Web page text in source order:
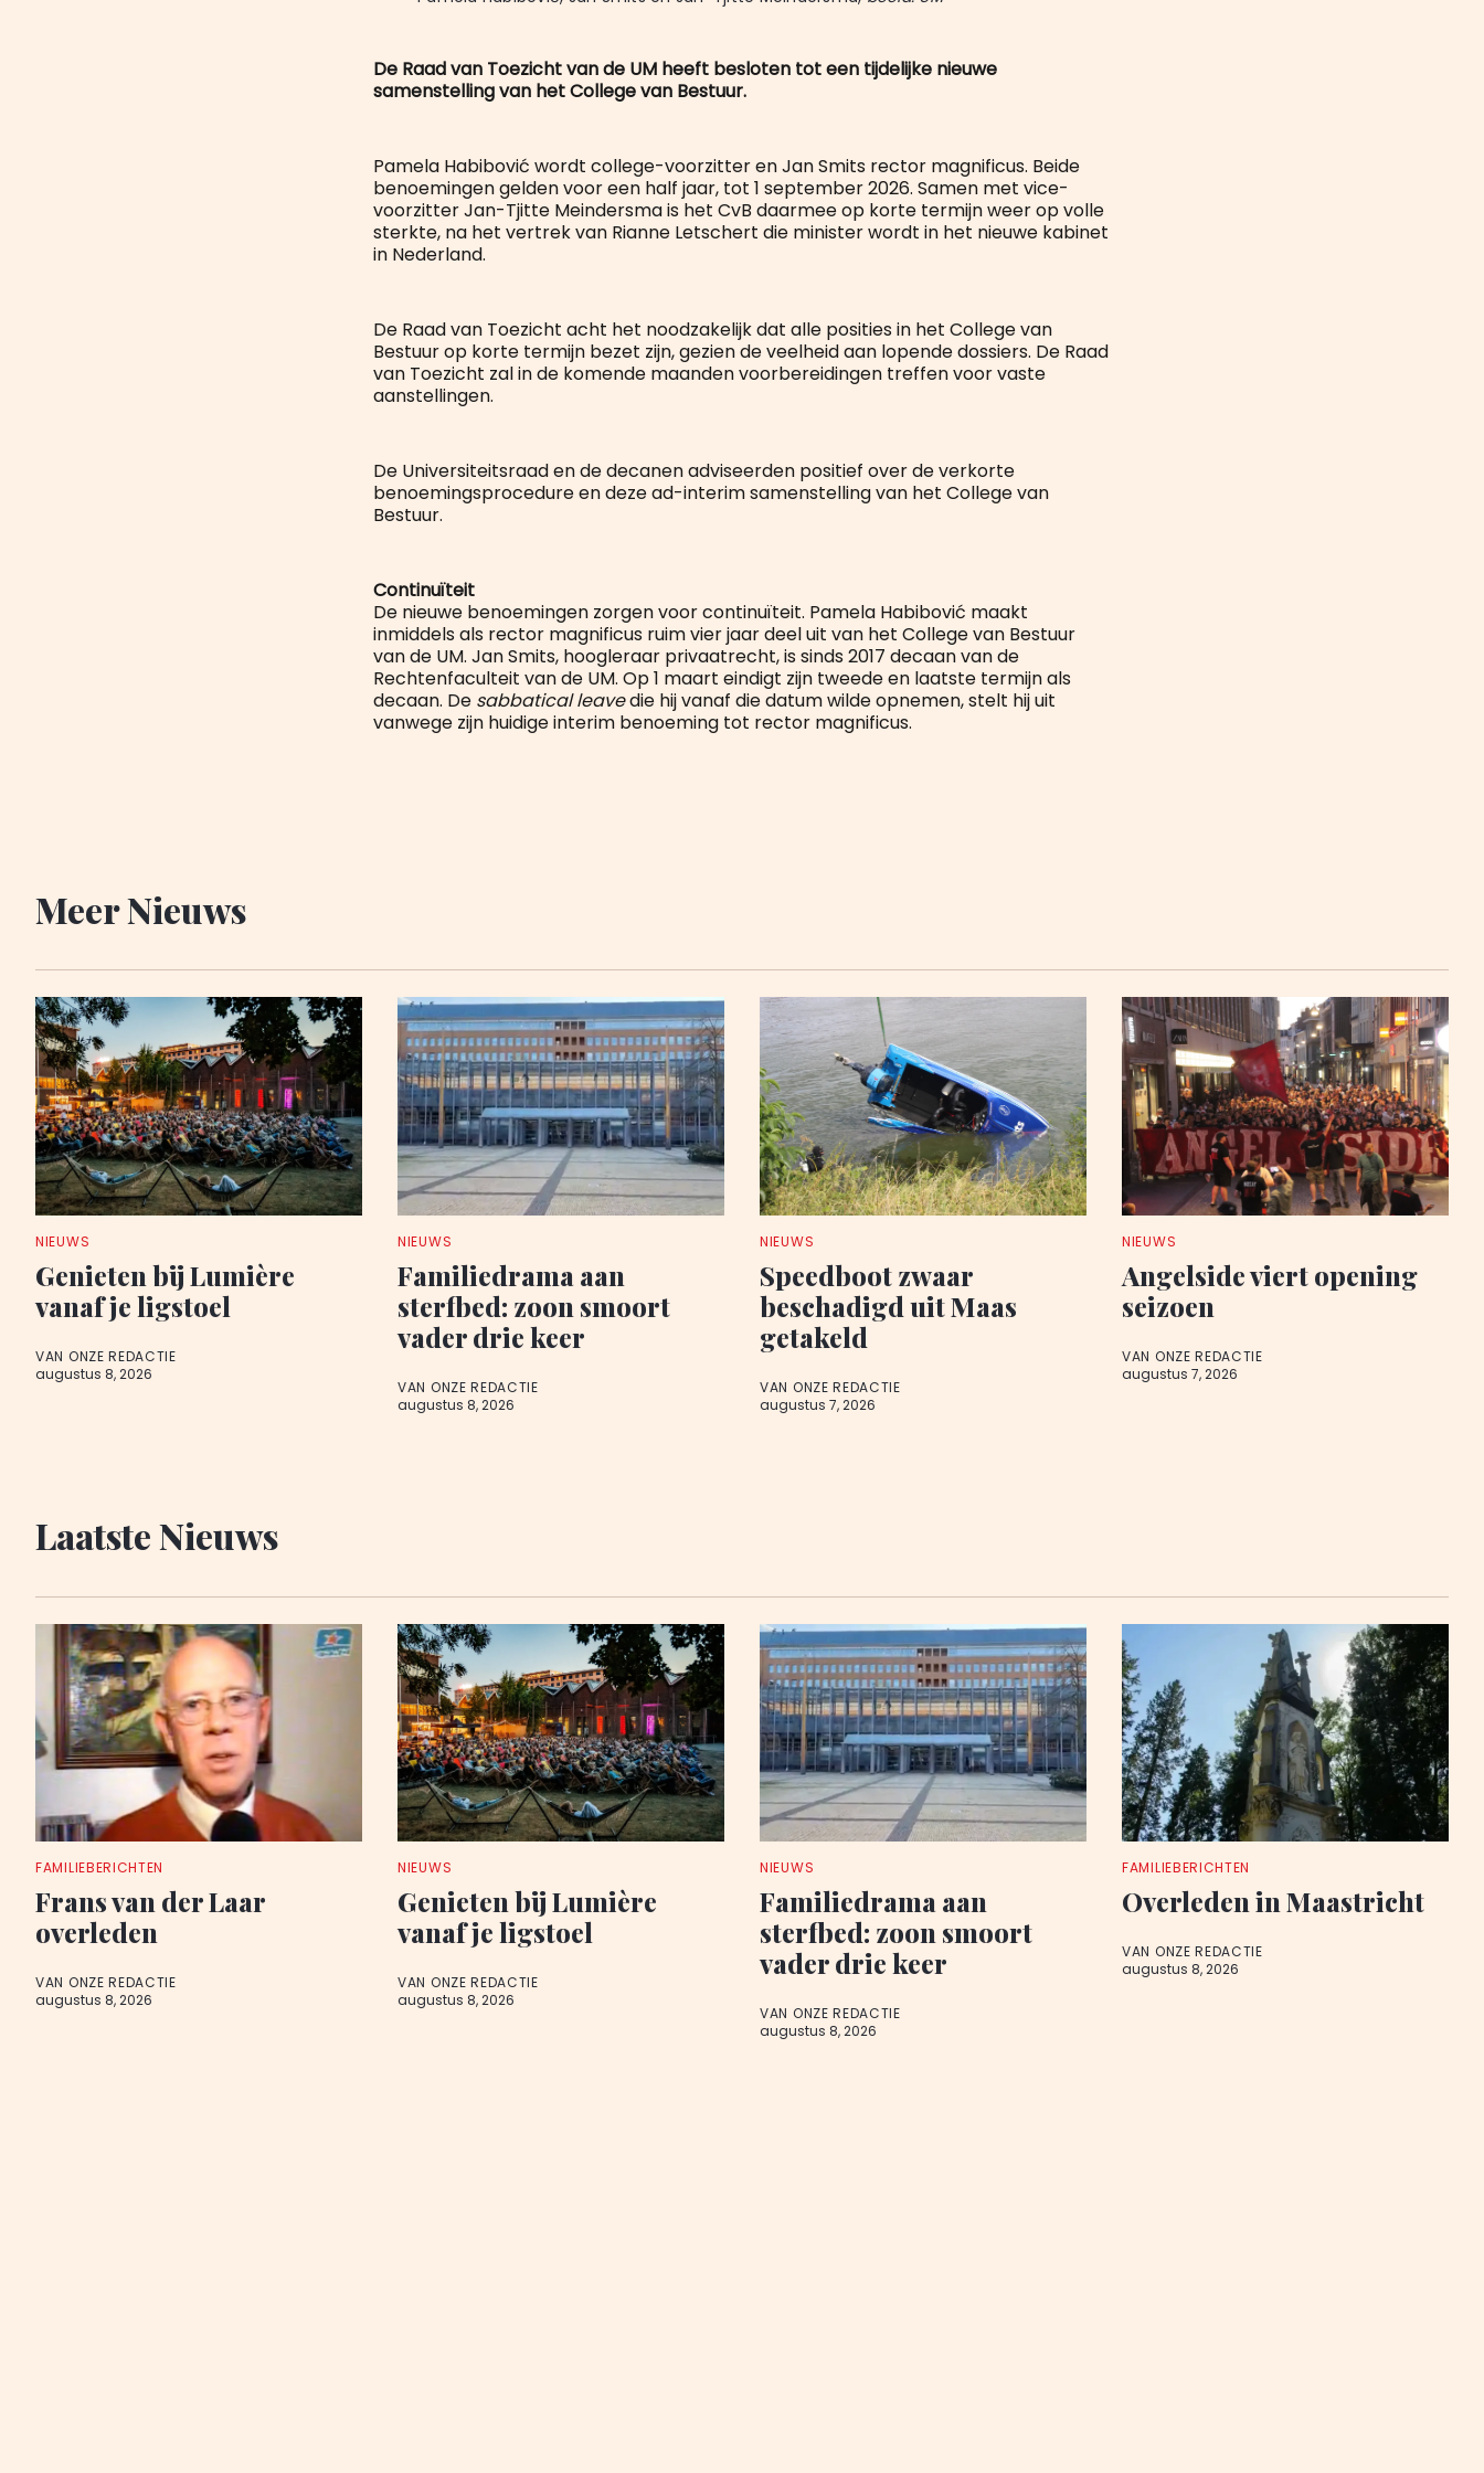
De Raad van Toezicht van de UM heeft besloten tot een tijdelijke nieuwe
samenstelling van het College van Bestuur.
Pamela Habibović wordt college-voorzitter en Jan Smits rector magnificus. Beide
benoemingen gelden voor een half jaar, tot 1 september 2026. Samen met vice-
voorzitter Jan-Tjitte Meindersma is het CvB daarmee op korte termijn weer op volle
sterkte, na het vertrek van Rianne Letschert die minister wordt in het nieuwe kabinet
in Nederland.
De Raad van Toezicht acht het noodzakelijk dat alle posities in het College van
Bestuur op korte termijn bezet zijn, gezien de veelheid aan lopende dossiers. De Raad
van Toezicht zal in de komende maanden voorbereidingen treffen voor vaste
aanstellingen.
De Universiteitsraad en de decanen adviseerden positief over de verkorte
benoemingsprocedure en deze ad-interim samenstelling van het College van
Bestuur.
Continuïteit
De nieuwe benoemingen zorgen voor continuïteit. Pamela Habibović maakt
inmiddels als rector magnificus ruim vier jaar deel uit van het College van Bestuur
van de UM. Jan Smits, hoogleraar privaatrecht, is sinds 2017 decaan van de
Rechtenfaculteit van de UM. Op 1 maart eindigt zijn tweede en laatste termijn als
decaan. De sabbatical leavedie hij vanaf die datum wilde opnemen, stelt hij uit
vanwege zijn huidige interim benoeming tot rector magnificus.
Meer Nieuws
NIEUWS
Genieten bij Lumière
vanaf je ligstoel
VAN ONZE REDACTIE
augustus 8, 2026
NIEUWS
Familiedrama aan
sterfbed: zoon smoort
vader drie keer
VAN ONZE REDACTIE
augustus 8, 2026
NIEUWS
Speedboot zwaar
beschadigd uit Maas
getakeld
VAN ONZE REDACTIE
augustus 7, 2026
NIEUWS
Angelside viert opening
seizoen
VAN ONZE REDACTIE
augustus 7, 2026
Laatste Nieuws
FAMILIEBERICHTEN
Frans van der Laar
overleden
VAN ONZE REDACTIE
augustus 8, 2026
NIEUWS
Genieten bij Lumière
vanaf je ligstoel
VAN ONZE REDACTIE
augustus 8, 2026
NIEUWS
Familiedrama aan
sterfbed: zoon smoort
vader drie keer
VAN ONZE REDACTIE
augustus 8, 2026
FAMILIEBERICHTEN
Overleden in Maastricht
VAN ONZE REDACTIE
augustus 8, 2026